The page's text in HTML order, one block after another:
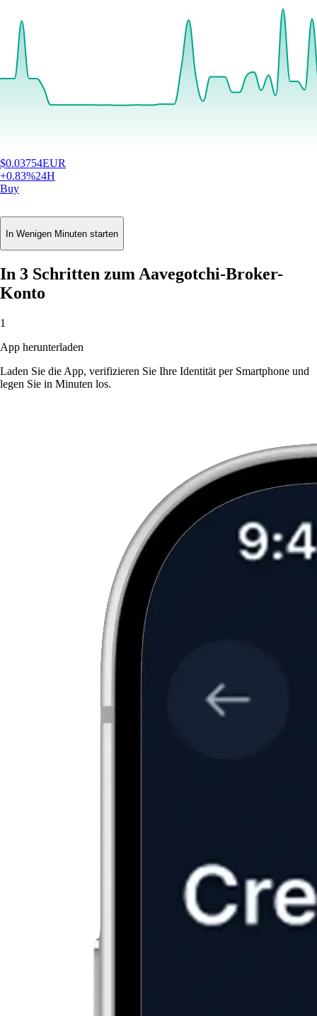
$0.03754EUR
+0.83%24H
Buy
In Wenigen Minuten starten
In 3 Schritten zum Aavegotchi-Broker-
Konto
1
App herunterladen
Laden Sie die App, verifizieren Sie Ihre Identität per Smartphone und
legen Sie in Minuten los.